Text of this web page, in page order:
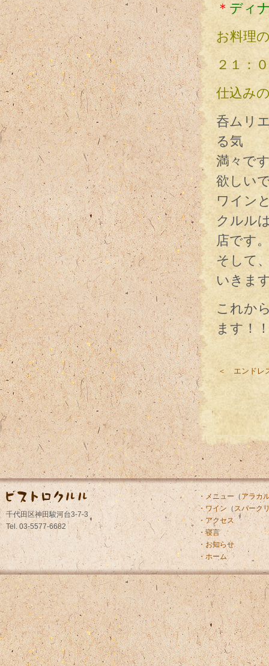
＊ ディ
お料理
２１：
仕込み
呑ムリ
る気
満々で
欲しい
ワイン
クルル
店です
そして
いきま
これか
ます！
＜ エンドレ
千代田区神田駿河台3-7-3
Tel. 03-5577-6682
・メニュー（ アラカ
・ワイン （スパーク
・アクセス
・寝言
・お知らせ
・ホーム